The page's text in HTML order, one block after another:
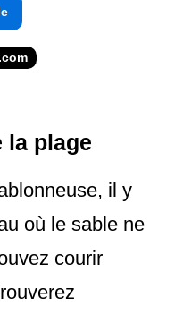
la plage
il y
où le sable ne
courir